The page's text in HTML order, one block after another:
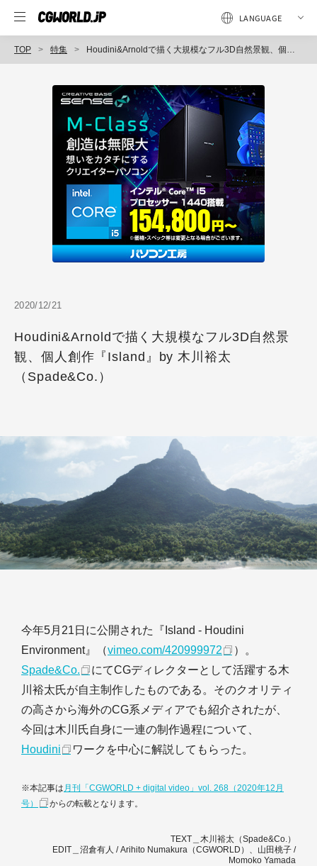
TOP 特集 Houdini&Arnoldで描く大規模なフル3D自然景観、個人創作『Island』by 木川裕太（Spade&Co.）
2020/12/21
Houdini&Arnoldで描く大規模なフル3D自然景
観、個人創作『Island』by 木川裕太
（Spade&Co.）
今年5月21日に公開された『Island - Houdini
Environment』（vimeo.com/420999972
）。
Spade&Co.
にてCGディレクターとして活躍する木
川裕太氏が自主制作したものである。そのクオリティ
の高さから海外のCG系メディアでも紹介されたが、
今回は木川氏自身に一連の制作過程について、
Houdini
ワークを中心に解説してもらった。
※本記事は 月刊「CGWORLD + digital video」vol. 268（2020年12月
号）
からの転載となります。
TEXT＿木川裕太（Spade&Co.）
EDIT＿沼倉有人 / Arihito Numakura（CGWORLD）、山田桃子 /
Momoko Yamada